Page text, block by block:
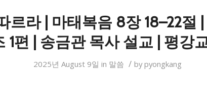
르라 | 마태복음 8장 18–22절
1편 | 송금관 목사 설교 | 평강
2025년 August 9일 in 말씀 / bypyongkang